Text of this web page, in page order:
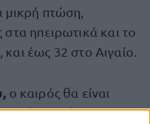
πτώση,
ηπειρωτικά και το
και έως 32 στο Αιγαίο.
ο καιρός θα είναι
νεφώσεις σε